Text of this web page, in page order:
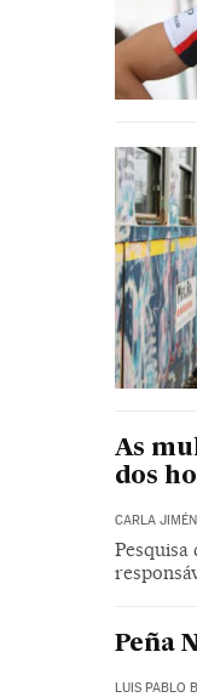
As
dos
CARLA
Peña
LUIS PABLO